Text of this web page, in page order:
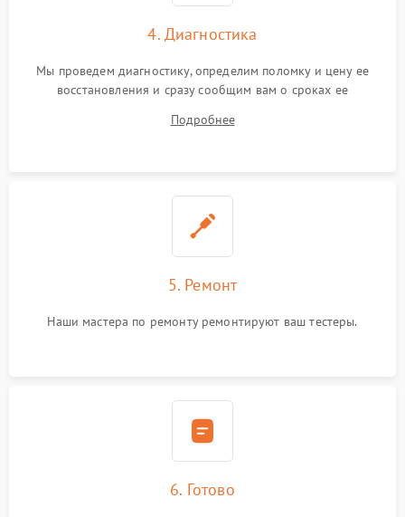
4. Диагностика
Мы проведем диагностику, определим поломку и цену ее
восстановления и сразу сообщим вам о сроках ее
Подробнее
5. Ремонт
Наши мастера по ремонту ремонтируют ваш тестеры.
6. Готово